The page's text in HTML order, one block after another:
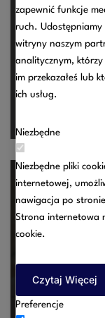
wspólnego
09/07/2025
Czy
wspólnego
jako jedno z
09/07/2025
Komentarz w
zapewnić funkcje
ruch.
witryny naszym
analitycznym,
im przekazałeś lub
ich usług.
Niezbędne
Niezbędne pliki
internetowej,
nawigacja po
Strona internetowa
cookie.
Czytaj Więcej
Preferencje